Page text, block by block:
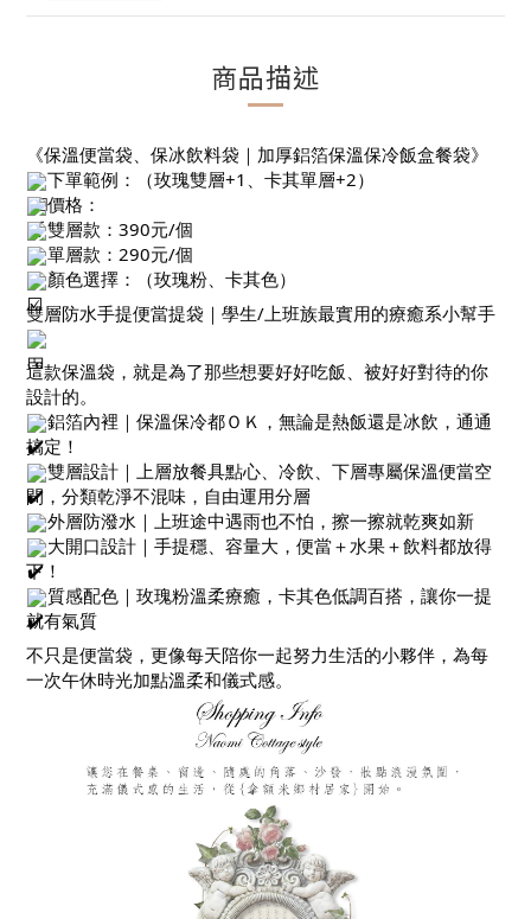
商品描述
《保溫便當袋、保冰飲料袋｜加厚鋁箔保溫保冷飯盒餐袋》
下單範例：（玫瑰雙層+1、卡其單層+2）
價格：
雙層款：390元/個
單層款：290元/個
顏色選擇：（玫瑰粉、卡其色）
雙層防水手提便當提袋｜學生/上班族最實用的療癒系小幫手
這款保溫袋，就是為了那些想要好好吃飯、被好好對待的你
設計的。
鋁箔內裡｜保溫保冷都ＯＫ，無論是熱飯還是冰飲，通通
搞定！
雙層設計｜上層放餐具點心、冷飲、下層專屬保溫便當空
間，分類乾淨不混味，自由運用分層
外層防潑水｜上班途中遇雨也不怕，擦一擦就乾爽如新
大開口設計｜手提穩、容量大，便當＋水果＋飲料都放得
下！
質感配色｜玫瑰粉溫柔療癒，卡其色低調百搭，讓你一提
就有氣質
不只是便當袋，更像每天陪你一起努力生活的小夥伴，為每
一次午休時光加點溫柔和儀式感。